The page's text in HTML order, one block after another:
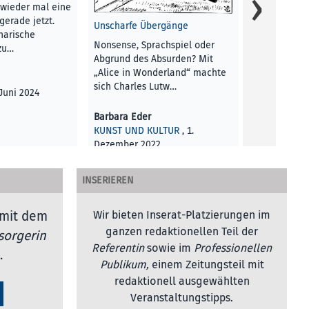
mal eine
jetzt.
2024
Unscharfe Übergänge
Nonsense, Sprachspiel oder
Abgrund des Absurden? Mit
„Alice in Wonderland“ machte
sich Charles Lutw…
Barbara Eder
KUNST UND KULTUR , 1.
Dezember 2022
Friedrich
dem
INSERIEREN
Wir bieten Inserat-Platzierungen im
ganzen redaktionellen Teil der
Referentinsowie im Professionellen
Publikum, einem Zeitungsteil mit
redaktionell ausgewählten
Veranstaltungstipps.